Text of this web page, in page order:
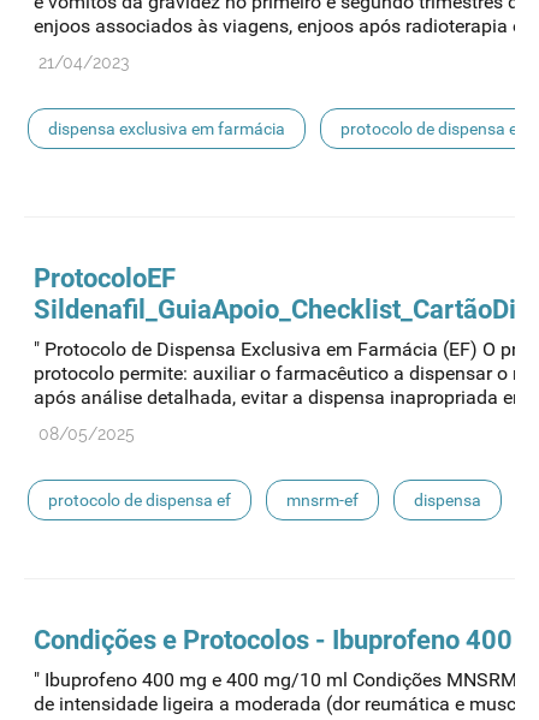
enjoos associados às viagens, enjoos após radioterapia
21/04/2023
dispensa exclusiva em farmácia protocolo de dispensa ef
ProtocoloEF
" Protocolo de Dispensa Exclusiva em Farmácia (EF) O
protocolo permite: auxiliar o farmacêutico a dispensar o
após análise detalhada, evitar a dispensa inapropriada em
08/05/2025
protocolo de dispensa ef mnsrm-ef dispensa
Condições e Protocolos - Ibuprofeno 400
" Ibuprofeno 400 mg e 400 mg/10 ml Condições MNSRM-
de intensidade ligeira a moderada (dor reumática e